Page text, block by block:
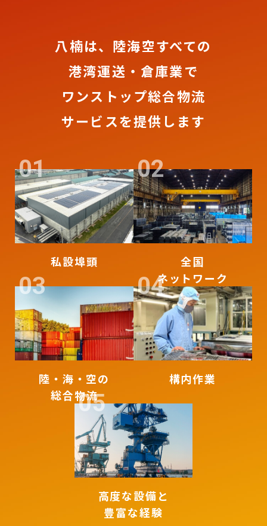
八楠は、陸海空すべての
港湾運送・倉庫業で
ワンストップ総合物流
サービスを提供します
私設埠頭
全国
ネットワーク
陸・海・空の
総合物流
構内作業
高度な設備と
豊富な経験